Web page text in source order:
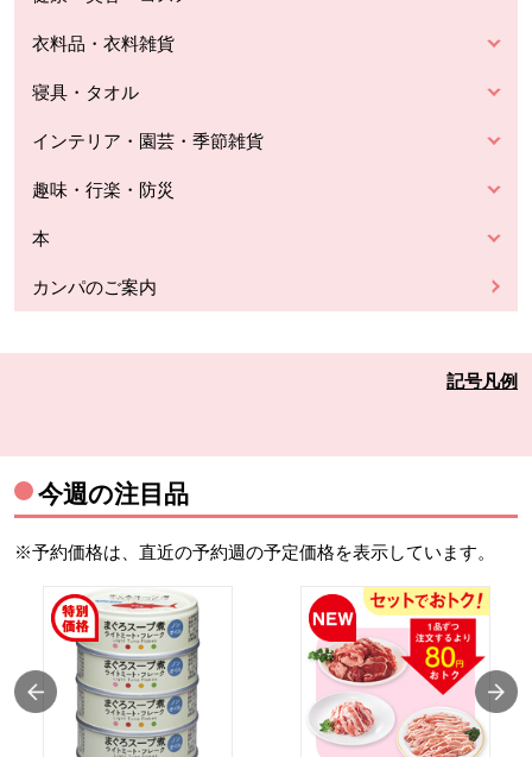
衣料品・衣料雑貨
寝具・タオル
インテリア・園芸・季節雑貨
趣味・行楽・防災
本
カンパのご案内
記号凡例
今週の注目品
※予約価格は、直近の予約週の予定価格を表示しています。